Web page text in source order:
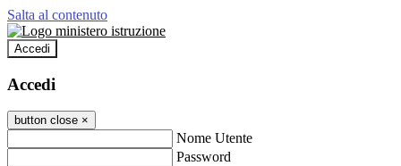
Salta al contenuto
Accedi
Accedi
button close ×
Nome Utente
Password